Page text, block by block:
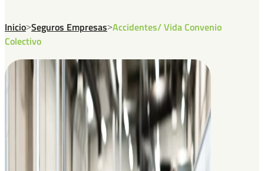
Inicio>Seguros Empresas>Accidentes/ Vida Convenio
Colectivo